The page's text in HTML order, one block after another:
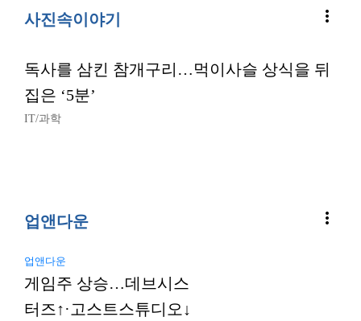
사진속이야기 more_vert
독사를 삼킨 참개구리…먹이사슬 상식을 뒤
집은 ‘5분’
IT/과학
업앤다운 more_vert
업앤다운
게임주 상승…데브시스
터즈↑·고스트스튜디오↓